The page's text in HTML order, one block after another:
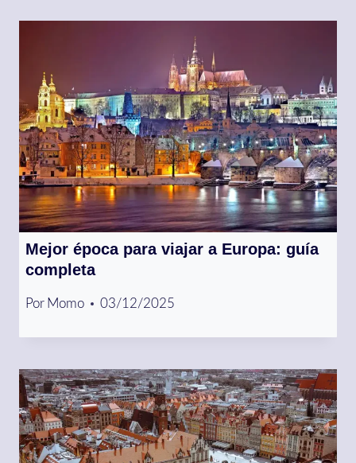
Mejor época para viajar a Europa: guía
completa
Por Momo 03/12/2025